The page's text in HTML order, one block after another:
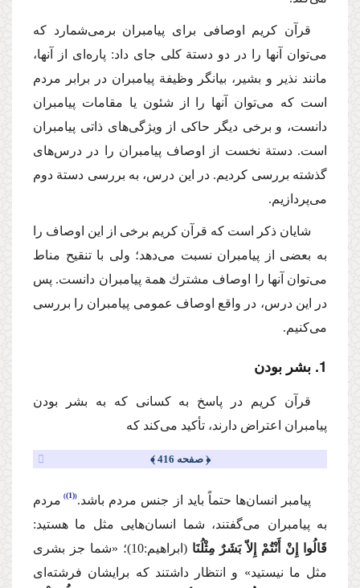
قرآن كریم اوصافی برای پیامبران برمی‌شمارد كه
می‌توان آنها را در دو دستة كلی جای داد: پاره‌ای از آنها،
مانند نذیر و بشیر، بیانگر وظیفة پیامبران در برابر مردم
است كه می‌توان آنها را از شئون یا مقامات پیامبران
دانست، و برخی دیگر حاكی از ویژگی‌های ذاتی پیامبران
است. دستة نخست از اوصاف پیامبران را در درس‌های
گذشته بررسی كردیم. در این درس، به بررسی دستة دوم
می‌پردازیم.
شایان ذكر است كه قرآن كریم برخی از این اوصاف را
به بعضی از پیامبران نسبت می‌دهد؛ ولی با تنقیح مناط
می‌توان آنها را اوصاف مشترك همة پیامبران دانست. پس
در این درس، در واقع اوصاف عمومی پیامبران را بررسی
می‌كنیم.
1. بشر بودن
قرآن كریم در پاسخ به كسانی كه به بشر بودن
پیامبران اعتراض دارند، تأكید می‌كند كه
﴿ صفحه 416 ﴾
پیامبر انسان‌ها حتماً باید از جنس مردم باشد. (1)
مردم
به پیامبران می‌گفتند، شما انسان‌هایی مثل ما هستید:
قَالُوا إِنْ أَنْتُمْ إِلاّ بَشَرٌ مِثْلُنَا (ابراهیم:10)؛
«شما جز بشری
مثل ما نیستید» و انتظار داشتند كه برایشان فرشته‌ای